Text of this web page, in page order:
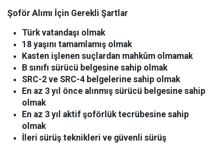
Şoför Alımı İçin Gerekli Şartlar
Türk vatandaşı olmak
18 yaşını tamamlamış olmak
Kasten işlenen suçlardan mahkûm olmamak
B sınıfı sürücü belgesine sahip olmak
SRC-2 ve SRC-4 belgelerine sahip olmak
En az 3 yıl önce alınmış sürücü belgesine sahip
olmak
En az 3 yıl aktif şoförlük tecrübesine sahip
olmak
İleri sürüş teknikleri ve güvenli sürüş